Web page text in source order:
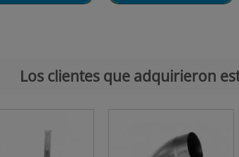
Los clientes que adquirieron